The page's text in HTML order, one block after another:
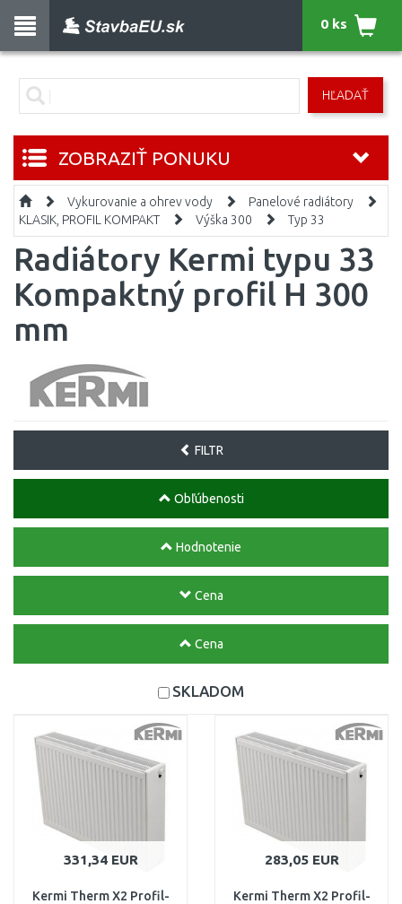
HĽADAŤ
0 ks
ZOBRAZIŤ PONUKU
Vykurovanie a ohrev vody
Panelové radiátory
KLASIK, PROFIL KOMPAKT
Výška 300 Typ 33
Radiátory Kermi typu 33
Kompaktný profil H 300
mm
FILTR
Obľúbenosti
Hodnotenie
Cena
Cena
SKLADOM
331,34 EUR
Kermi Therm X2 Profil-
283,05 EUR
Kermi Therm X2 Profil-